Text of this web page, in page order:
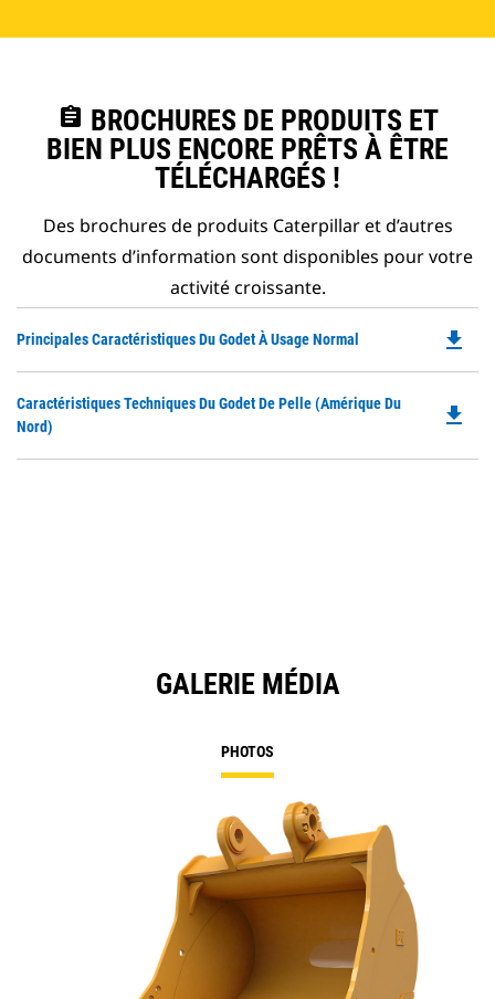
assignment BROCHURES DE PRODUITS ET
BIEN PLUS ENCORE PRÊTS À ÊTRE
TÉLÉCHARGÉS !
Des brochures de produits Caterpillar et d’autres
documents d’information sont disponibles pour votre
activité croissante.
Principales Caractéristiques Du Godet À Usage Normal file_download
Caractéristiques Techniques Du Godet De Pelle (Amérique Du
Nord)
file_download
GALERIE MÉDIA
PHOTOS